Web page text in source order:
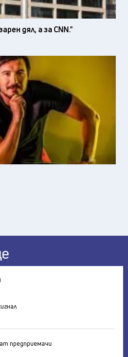
дял, а за CNN."
предприемачи